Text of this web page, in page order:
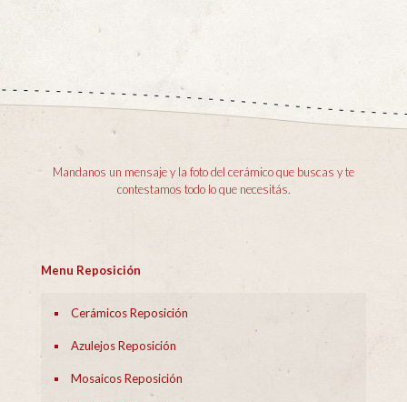
Mandanos un mensaje y la foto del cerámico que buscas y te
contestamos todo lo que necesitás.
Menu Reposición
Cerámicos Reposición
Azulejos Reposición
Mosaicos Reposición